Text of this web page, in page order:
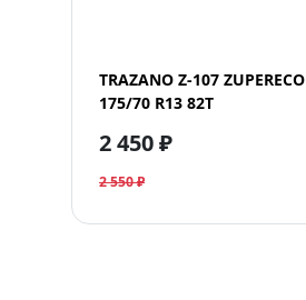
TRAZANO Z-107 ZUPERECO
175/70 R13 82T
2 450 ₽
2 550 ₽